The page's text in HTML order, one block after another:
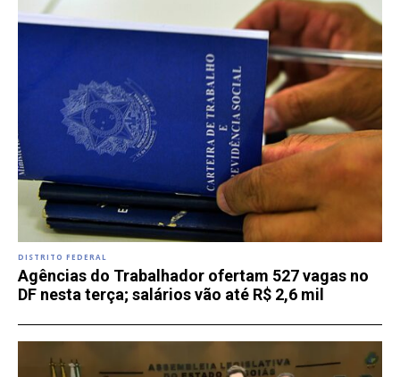
DISTRITO FEDERAL
Agências do Trabalhador ofertam 527 vagas no
DF nesta terça; salários vão até R$ 2,6 mil